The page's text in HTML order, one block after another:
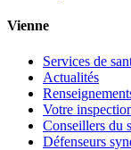
Vienne
Services de
Actualités
Votre
Conseillers du
Défenseurs